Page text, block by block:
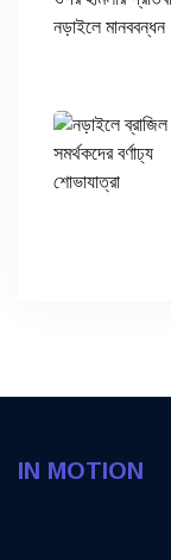
IN MOTION